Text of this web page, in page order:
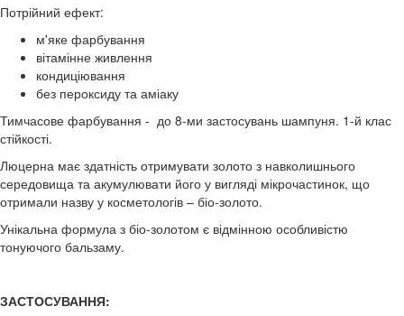
Потрійний ефект:
м'яке фарбування
вітамінне живлення
кондиціювання
без пероксиду та аміаку
Тимчасове фарбування - до 8-ми застосувань шампуня. 1-й клас
стійкості.
Люцерна має здатність отримувати золото з навколишнього
середовища та акумулювати його у вигляді мікрочастинок, що
отримали назву у косметологів – біо-золото.
Унікальна формула з біо-золотом є відмінною особливістю
тонуючого бальзаму.
ЗАСТОСУВАННЯ: